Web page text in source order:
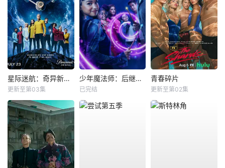
星际迷航：奇异新世界第四季
更新至第03集
少年魔法师：后继者第三季
已完结
青春碎片
更新至第02集